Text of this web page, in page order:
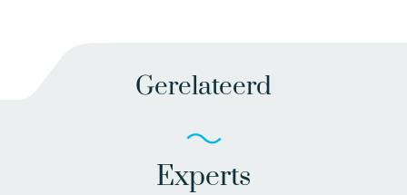
Gerelateerd
Experts